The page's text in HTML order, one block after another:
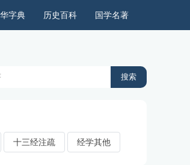
国学名著
历史百科
字典
十三经注疏 经学其他